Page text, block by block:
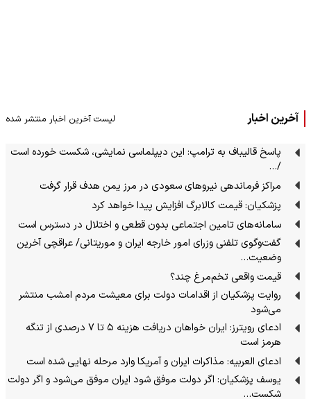
آخرین اخبار لیست آخرین اخبار منتشر شده
پاسخ قالیباف به ترامپ: این دیپلماسی نمایشی، شکست خورده است
/…
مراکز فرماندهی نیروهای سعودی در مرز یمن هدف قرار گرفت
پزشکیان: قیمت کالابرگ افزایش پیدا خواهد کرد
سامانه‌های تامین اجتماعی بدون قطعی و اختلال در دسترس است
گفت‌وگوی تلفنی وزرای امور خارجه ایران و موریتانی/ عراقچی آخرین
وضعیت…
قیمت واقعی تخم‌مرغ چند؟
روایت پزشکیان از اقدامات دولت برای معیشت مردم امشب منتشر
می‌شود
ادعای رویترز: ایران خواهان دریافت هزینه ۵ تا ۷ درصدی از تنگه
هرمز است
ادعای العربیه: مذاکرات ایران و آمریکا وارد مرحله نهایی شده است
یوسف پزشکیان: اگر دولت موفق شود ایران موفق می‌شود و اگر دولت
شکست…